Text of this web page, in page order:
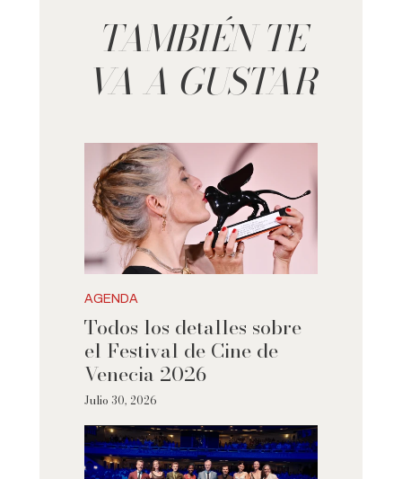
TAMBIÉN TE
VA A GUSTAR
AGENDA
Todos los detalles sobre
el Festival de Cine de
Venecia 2026
Julio 30, 2026